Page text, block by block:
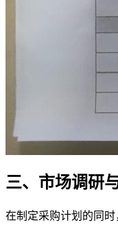
三、市场调研
在制定采购计划的同